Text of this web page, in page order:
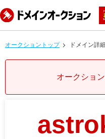
オークショントップ ドメイン詳細
オークショ